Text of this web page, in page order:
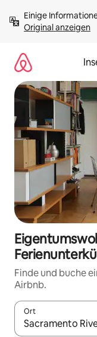
Inhalten
springenOriginal anzeigen
Finde und buche
Airbnb.
Ort
Wenn Ergebnisse